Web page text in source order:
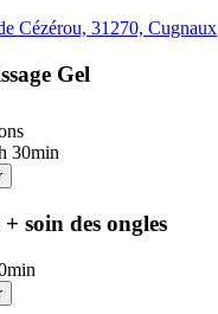
Cézérou, 31270, Cugnaux
Gel
30min
+ soin des ongles